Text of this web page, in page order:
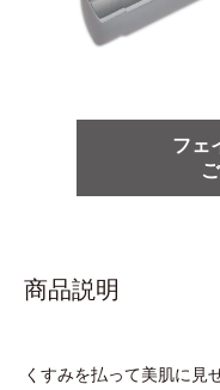
フェ
商品説明
くすみを払って美肌に見